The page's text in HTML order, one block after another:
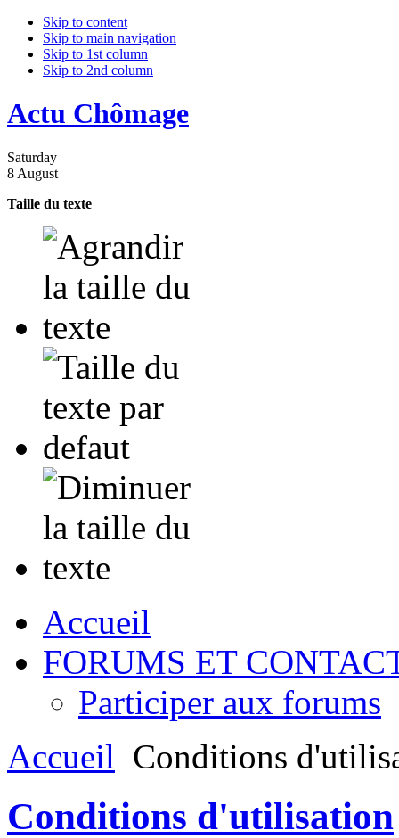
Skip to content
Skip to main navigation
Skip to 1st column
Skip to 2nd column
Actu Chômage
Saturday
8 August
Taille du texte
Accueil
FORUMS ET
Participer aux forums
Accueil Conditions
Conditions d'utilisation